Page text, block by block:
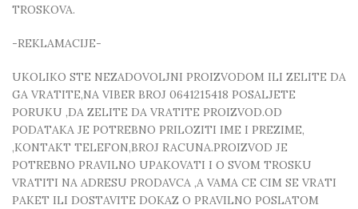
TROSKOVA.
-REKLAMACIJE-
UKOLIKO STE NEZADOVOLJNI PROIZVODOM ILI ZELITE DA
GA VRATITE,NA VIBER BROJ 0641215418 POSALJETE
PORUKU ,DA ZELITE DA VRATITE PROIZVOD.OD
PODATAKA JE POTREBNO PRILOZITI IME I PREZIME,
,KONTAKT TELEFON,BROJ RACUNA.PROIZVOD JE
POTREBNO PRAVILNO UPAKOVATI I O SVOM TROSKU
VRATITI NA ADRESU PRODAVCA ,A VAMA CE CIM SE VRATI
PAKET ILI DOSTAVITE DOKAZ O PRAVILNO POSLATOM